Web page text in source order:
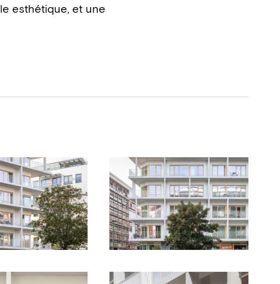
esthétique, et une